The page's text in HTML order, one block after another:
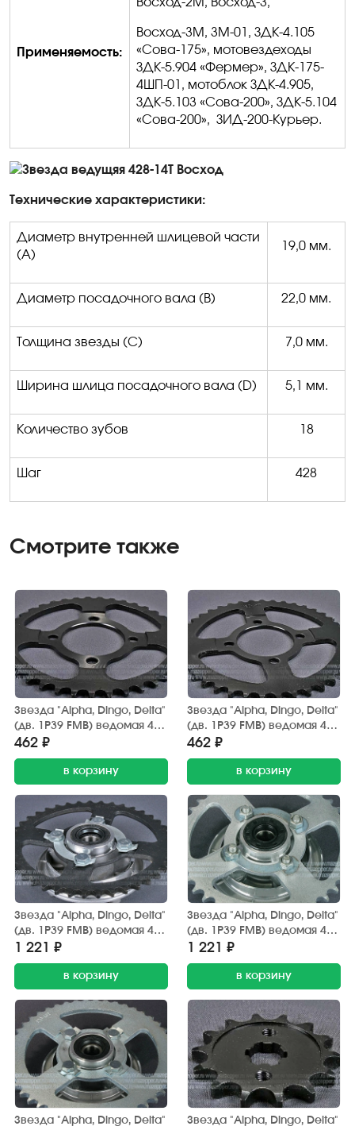
Применяемость:
Восход-3М, 3М-01, ЗДК-4.105
«Сова-175», мотовездеходы
ЗДК-5.904 «Фермер», ЗДК-175-
4ШП-01, мотоблок ЗДК-4.905,
ЗДК-5.103 «Сова-200», ЗДК-5.104
«Сова-200», ЗИД-200-Курьер.
Технические характеристики:
Диаметр внутренней шлицевой части
(А)
19,0 мм.
Диаметр посадочного вала (В) 22,0 мм.
Толщина звезды (С) 7,0 мм.
Ширина шлица посадочного вала ( D) 5,1 мм.
Количество зубов 18
Шаг 428
Смотрите также
Звезда "Alpha, Dingo, Delta"
(дв. 1P39 FMB) ведомая 420
(z=39) AFH
462 ₽
в корзину
Звезда "Alpha, Dingo, Delta"
(дв. 1P39 FMB) ведомая 420
(z=41) AFH
462 ₽
в корзину
Звезда "Alpha, Dingo, Delta"
(дв. 1P39 FMB) ведомая 428
(z=41) Китай (со ступицей)
1 221 ₽
в корзину
Звезда "Alpha, Dingo, Delta"
(дв. 1P39 FMB) ведомая 428
(z=41) Китай (со ступицей)
анодированная
1 221 ₽
в корзину
Звезда "Alpha, Dingo, Delta"
Звезда "Alpha, Dingo, Delta"